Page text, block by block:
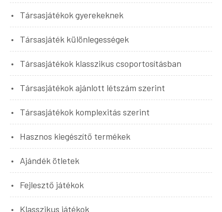
Társasjátékok gyerekeknek
Társasjáték különlegességek
Társasjátékok klasszikus csoportosításban
Társasjátékok ajánlott létszám szerint
Társasjátékok komplexitás szerint
Hasznos kiegészítő termékek
Ajándék ötletek
Fejlesztő játékok
Klasszikus játékok